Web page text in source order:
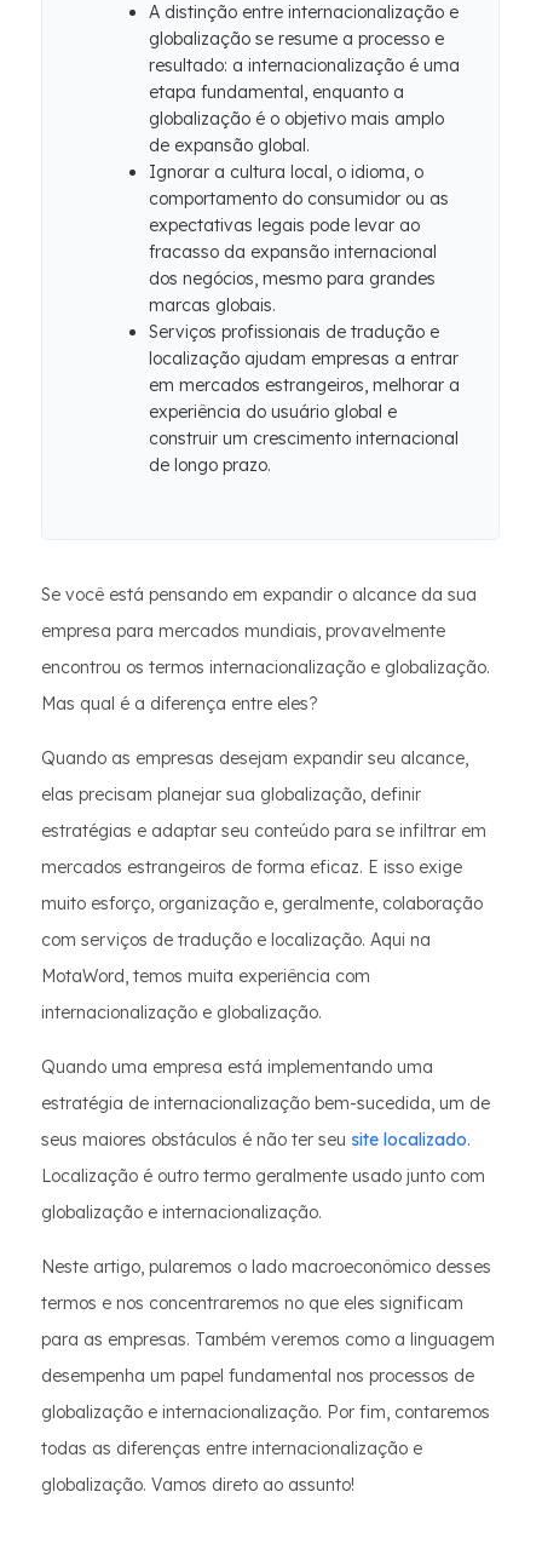
A distinção entre internacionalização e
globalização se resume a processo e
resultado: a internacionalização é uma
etapa fundamental, enquanto a
globalização é o objetivo mais amplo
de expansão global.
Ignorar a cultura local, o idioma, o
comportamento do consumidor ou as
expectativas legais pode levar ao
fracasso da expansão internacional
dos negócios, mesmo para grandes
marcas globais.
Serviços profissionais de tradução e
localização ajudam empresas a entrar
em mercados estrangeiros, melhorar a
experiência do usuário global e
construir um crescimento internacional
de longo prazo.
Se você está pensando em expandir o alcance da sua
empresa para mercados mundiais, provavelmente
encontrou os termos internacionalização e globalização.
Mas qual é a diferença entre eles?
Quando as empresas desejam expandir seu alcance,
elas precisam planejar sua globalização, definir
estratégias e adaptar seu conteúdo para se infiltrar em
mercados estrangeiros de forma eficaz. E isso exige
muito esforço, organização e, geralmente, colaboração
com serviços de tradução e localização. Aqui na
MotaWord, temos muita experiência com
internacionalização e globalização.
Quando uma empresa está implementando uma
estratégia de internacionalização bem-sucedida, um de
seus maiores obstáculos é não ter seu site localizado.
Localização é outro termo geralmente usado junto com
globalização e internacionalização.
Neste artigo, pularemos o lado macroeconômico desses
termos e nos concentraremos no que eles significam
para as empresas. Também veremos como a linguagem
desempenha um papel fundamental nos processos de
globalização e internacionalização. Por fim, contaremos
todas as diferenças entre internacionalização e
globalização. Vamos direto ao assunto!